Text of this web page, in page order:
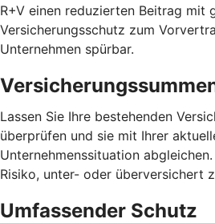
R+V einen reduzierten Beitrag mit
Versicherungsschutz zum
Unternehmen spürbar.
Lassen Sie Ihre bestehenden
überprüfen und sie mit Ihrer
Unternehmenssituation
Risiko, unter- oder überversichert
Umfassender Schutz